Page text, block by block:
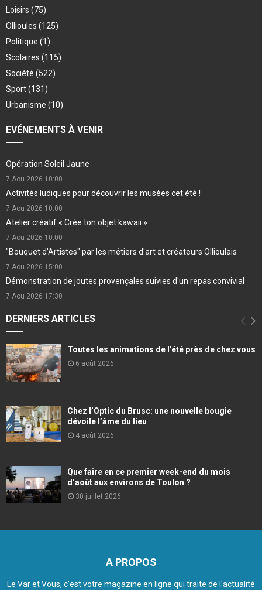
Loisirs (75)
Ollioules (125)
Politique (1)
Scolaires (115)
Société (522)
Sport(131)
Urbanisme (10)
EVÉNEMENTS À VENIR
Opération Soleil Jaune
7 Aou 2026 10:00
Activités ludiques pour découvrir les musées cet été !
7 Aou 2026 10:00
Atelier créatif « Crée ton objet kawaii »
7 Aou 2026 10:00
"Bouquet d'Artistes" par les métiers d'art et créateurs Ollioulais
7 Aou 2026 15:00
Démonstration de joutes provençales suivies d'un repas convivial
7 Aou 2026 17:30
DERNIERS ARTICLES
Toutes les animations de l’été près de chez vous
6 août 2026
Chez l’Optic du Brusc: une nouvelle bougie
dévoile l’âme du lieu
4 août 2026
Que faire en ce premier week-end du mois
d’août aux environs de Toulon ?
30 juillet 2026
A PROPOS
Le Var et Vous, c'est votre magazine en ligne qui traite de l'actualité